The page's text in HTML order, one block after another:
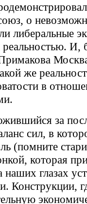
о
либеральные
И,
же
в
за
сил, в
(помните
которая
глазах
Конструкции,